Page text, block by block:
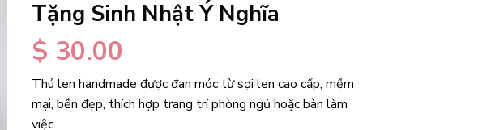
Tặng Sinh Nhật Ý Nghĩa
$ 30.00
Thú len handmade được đan móc từ sợi len cao cấp, mềm
mại, bền đẹp, thích hợp trang trí phòng ngủ hoặc bàn làm
việc.